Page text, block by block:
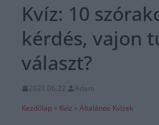
Kvíz: 10
kérdés, vajon
választ?
2021.06.22.
Adam
Kezdőlap » Kvíz » Általános Kvízek